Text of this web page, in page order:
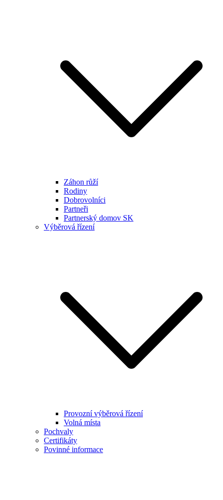
Záhon růží
Rodiny
Dobrovolníci
Partneři
Partnerský domov SK
Výběrová řízení
Provozní výběrová řízení
Volná místa
Pochvaly
Certifikáty
Povinné informace